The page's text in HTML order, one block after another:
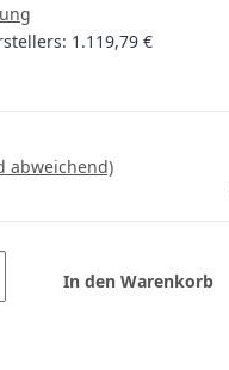
: 1.119,79 €
abweichend)
In den Warenkorb